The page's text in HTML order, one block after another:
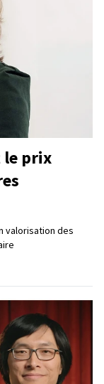
le prix
valorisation des